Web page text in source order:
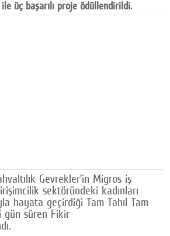
ile üç başarılı proje ödüllendirildi.
Gevrekler’in Migros iş
sektöründeki kadınları
hayata geçirdiği Tam Tahıl Tam
gün süren Fikir